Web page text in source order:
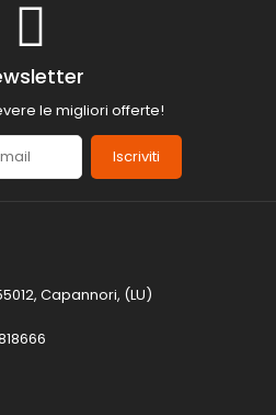
le migliori offerte!
Iscriviti
Capannori, (LU)